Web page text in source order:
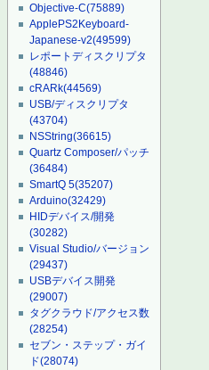
Objective-C(75889)
ApplePS2Keyboard-
Japanese-v2(49599)
レポートディスクリプタ
(48846)
cRARk(44569)
USB/ディスクリプタ
(43704)
NSString(36615)
Quartz Composer/パッチ
(36484)
SmartQ 5(35207)
Arduino(32429)
HIDデバイス/開発
(30282)
Visual Studio/バージョン
(29437)
USBデバイス開発
(29007)
タグクラウド/アクセス数
(28254)
セブン・ステップ・ガイ
ド(28074)